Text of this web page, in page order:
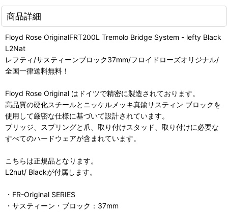
商品詳細
Floyd Rose OriginalFRT200L Tremolo Bridge System - lefty Black
L2Nat
レフティ/サスティーンブロック37mm/フロイドローズオリジナル/
全国一律送料無料！
Floyd Rose Original はドイツで精密に製造されております。
高品質の硬化スチールとニッケルメッキ真鍮サスティン ブロックを
使用して厳密な仕様に基づいて設計されています。
ブリッジ、スプリングと爪、取り付けスタッド、取り付けに必要な
すべてのハードウェアが含まれています。
こちらは正規品となります。
L2nut/ Blackが付属します。
・FR-Original SERIES
・サスティーン・ブロック：37mm